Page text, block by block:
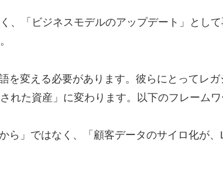
、「ビジネスモデルのアップデート」とし
を変える必要があります。彼らにとってレ
れた資産」に変わります。以下のフレーム
ら」ではなく、「顧客データのサイロ化が